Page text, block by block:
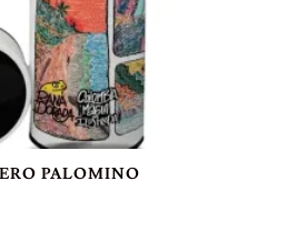
PALOMINO